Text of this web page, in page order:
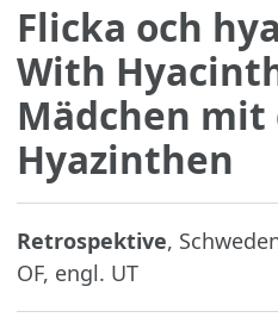
Flicka och
With
Mädchen mit
Hyazinthen
Retrospektive,
OF, engl. UT